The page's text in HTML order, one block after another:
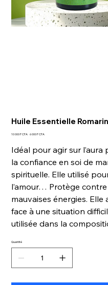
Huile Essentielle
Prix
10 000 F CFA Prix
6 000 F CFA
Idéal pour agir sur
la confiance en soi de
spirituelle. Elle utilisé
l’amour… Protège
mauvaises énergies.
face à une situation
utilisée dans la
Quantité